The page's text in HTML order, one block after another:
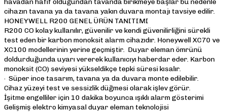
havadan hafif olduğundan tavanda birikmeye başlar bu nedenle
cihazın tavana ya da tavana yakın duvara montajı tavsiye edilir.
HONEYWELL R200 GENEL ÜRÜN TANITIMI
R200 CO kolay kullanılır, güvenilir ve kendi güvenilirliğini sürekli
test eden bir karbon monoksit alarm cihazıdır. Honeywell XC70 ve
XC100 modellerinin yerine geçmiştir. Duyar eleman ömrünü
doldurduğunda uyarı vererek kullanıcıyı haberdar eder. Karbon
monoksit (CO) seviyesi yükseldikçe tepki süresi kısalır.
· Süper ince tasarım, tavana ya da duvara monte edilebilir.
Cihaz yüzeyi test ve sessizlik düğmesi olarak işlev görür.
İşitme engelliler için 10 dakika boyunca ışıklı alarm gösterimi
Gelişmiş elektro kimyasal duyar eleman teknolojisi